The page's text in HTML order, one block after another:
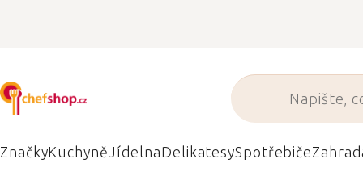
ZnačkyKuchyněJídelnaDelikatesySpotřebiče